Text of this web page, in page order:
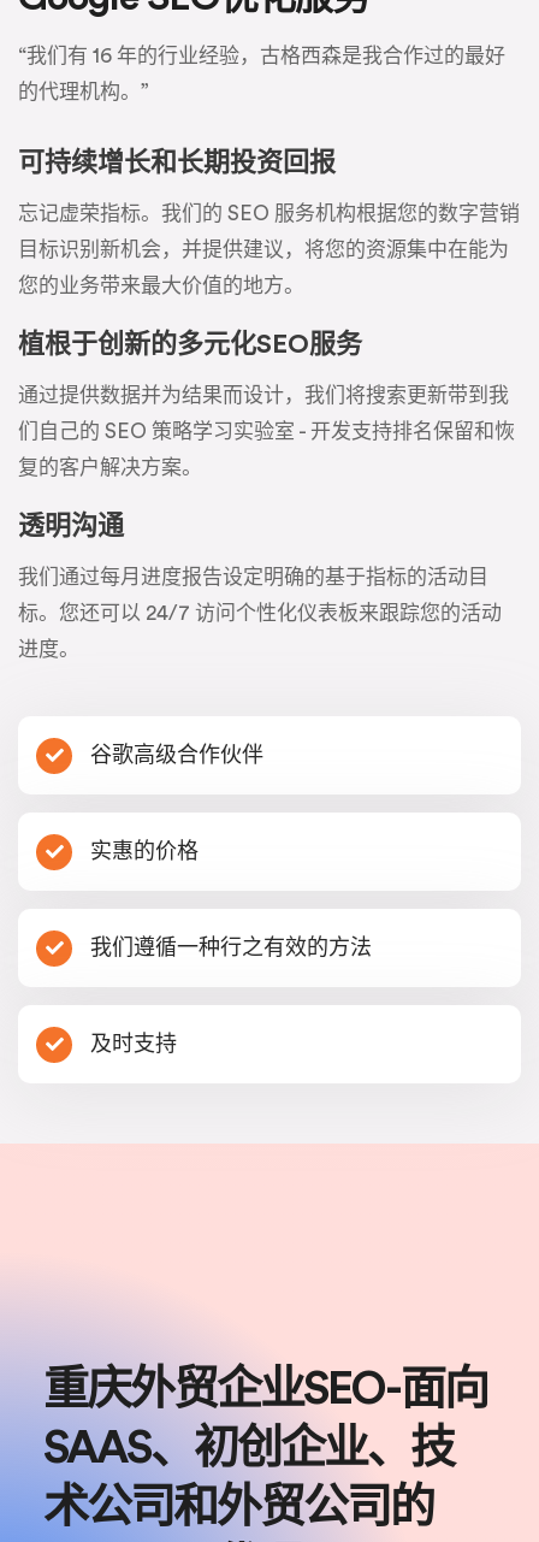
“我们有 16 年的行业经验，古格西森是我合作过的最好
的代理机构。”
可持续增长和长期投资回报
忘记虚荣指标。我们的 SEO 服务机构根据您的数字营销
目标识别新机会，并提供建议，将您的资源集中在能为
您的业务带来最大价值的地方。
植根于创新的多元化SEO服务
通过提供数据并为结果而设计，我们将搜索更新带到我
们自己的 SEO 策略学习实验室 - 开发支持排名保留和恢
复的客户解决方案。
透明沟通
我们通过每月进度报告设定明确的基于指标的活动目
标。您还可以 24/7 访问个性化仪表板来跟踪您的活动
进度。
谷歌高级合作伙伴
实惠的价格
我们遵循一种行之有效的方法
及时支持
重庆外贸企业SEO-面向
SAAS、初创企业、技
术公司和外贸公司的